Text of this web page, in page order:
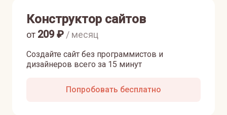
Конструктор сайтов
Создайте сайт без программистов и
дизайнеров всего за 15 минут
от 209₽ / месяц
Попробовать бесплатно